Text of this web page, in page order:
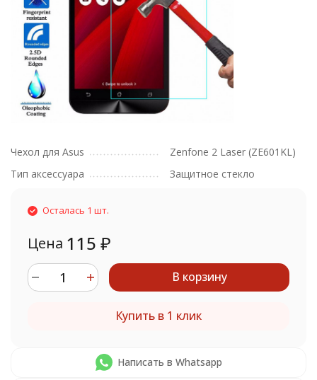
Чехол для Asus
Zenfone 2 Laser (ZE601KL)
Тип аксессуара
Защитное стекло
Осталась 1 шт.
Цена 115 ₽
В корзину
Купить в 1 клик
Написать в Whatsapp